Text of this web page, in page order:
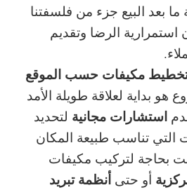
بعد البيع جزء من فلسفتنا
استمرارية الرضا وتقديم
مكيفات حسب الموقع
هو بداية لعلاقة طويلة الأمد
استشارات مجانية لتحديد
التي تناسب طبيعة المكان
بحاجة لتركيب مكيفات
أو حتى أنظمة تبريد